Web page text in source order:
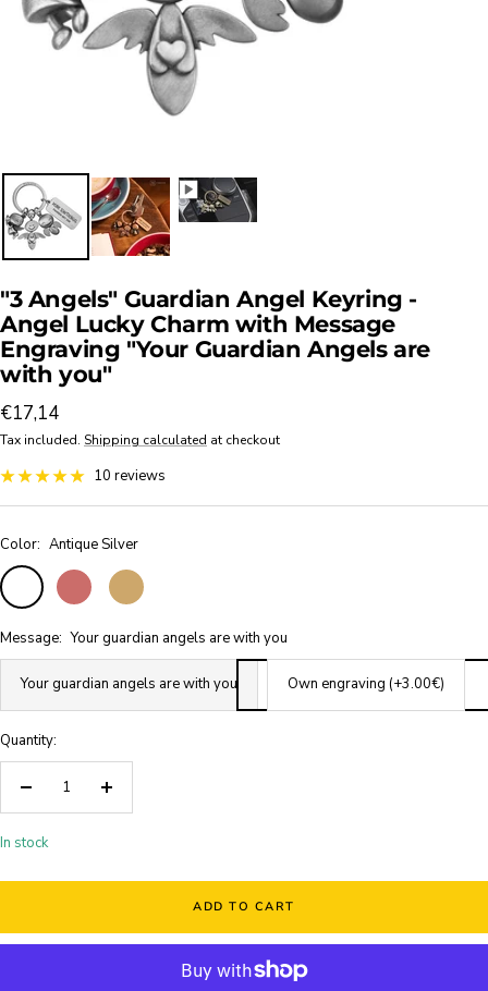
"3 Angels" Guardian Angel Keyring -
Angel Lucky Charm with Message
Engraving "Your Guardian Angels are
with you"
Sale
price
€17,14
Tax included. Shipping calculated at checkout
10 reviews
Color: Antique Silver
Antique
Silver
Antique
rose
Antique
Bronze
Message: Your guardian angels are with you
Your guardian angels are with you Own engraving (+3.00€)
Quantity:
Decrease
Increase
In stock
ADD TO CART